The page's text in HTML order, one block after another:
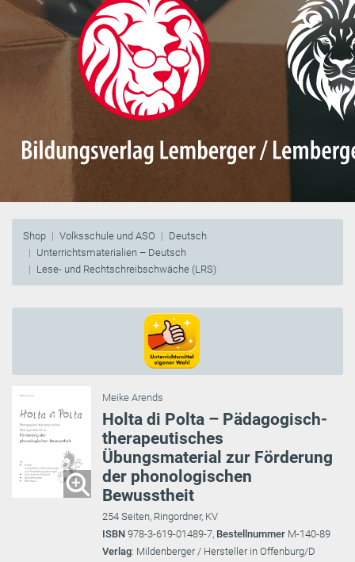
Shop Volksschule und ASO
Deutsch
Unterrichtsmaterialien – Deutsch
Lese- und Rechtschreibschwäche (LRS)
Meike Arends
Holta di Polta – Pädagogisch-
therapeutisches
Übungsmaterial zur Förderung
der phonologischen
Bewusstheit
254 Seiten, Ringordner, KV
ISBN 978-3-619-01489-7, Bestellnummer M-140-89
Verlag: Mildenberger / Hersteller in Offenburg/D